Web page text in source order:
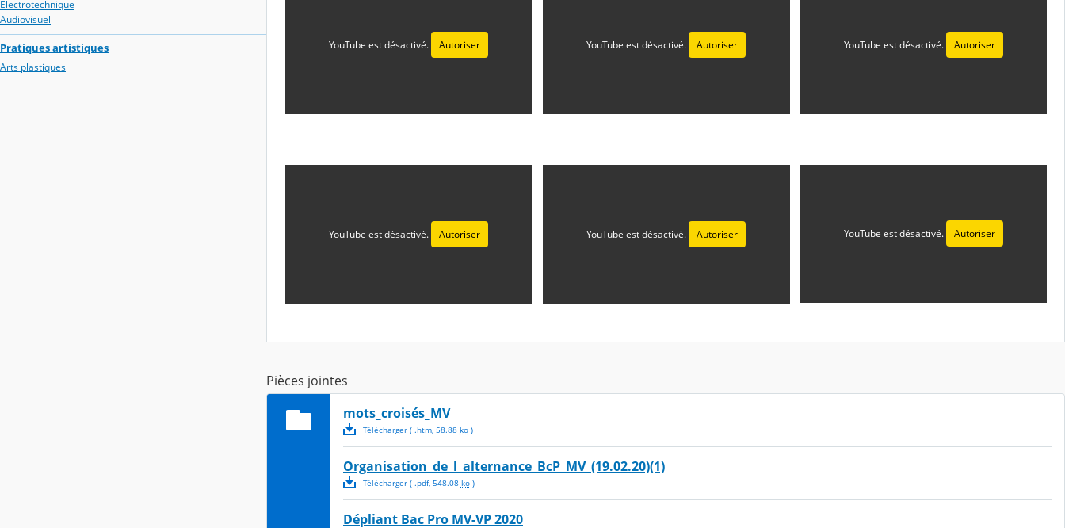
Electrotechnique
Audiovisuel
Pratiques artistiques
Arts plastiques
YouTube est désactivé. Autoriser YouTube est désactivé. Autoriser YouTube est désactivé. Autoriser
YouTube est désactivé. Autoriser YouTube est désactivé. Autoriser YouTube est désactivé. Autoriser
Pièces jointes
mots_croisés_MV
Télécharger( .htm, 58.88 ko)
Organisation_de_l_alternance_BcP_MV_(19.02.20)(1)
Télécharger( .pdf, 548.08 ko)
Dépliant Bac Pro MV-VP 2020